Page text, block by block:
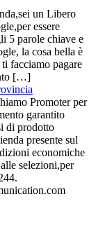
un Libero
essere
5 parole chiave e
la cosa bella è
facciamo pagare
[…]
Promoter per
garantito
di prodotto
presente sul
economiche
selezioni,per